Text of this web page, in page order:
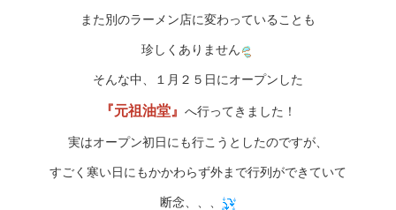
また別のラーメン店に変わっていることも
珍しくありません
そんな中、１月２５日にオープンした
『元祖油堂』 へ行ってきました！
実はオープン初日にも行こうとしたのですが、
すごく寒い日にもかかわらず外まで行列ができていて
断念、、、